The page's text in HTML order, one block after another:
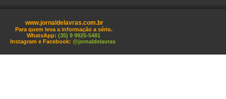
www.jornaldelavras.com.br
Para quem leva a informação a sério.
WhatsApp: (35) 9 9925-5481
Instagram e Facebook: @jornaldelavras